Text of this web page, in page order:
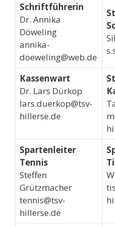
Schriftführerin
Dr. Annika
Döweling
annika-
doeweling@web.de
Kassenwart
Dr. Lars Dürkop
lars.duerkop@tsv-
hillerse.de
Spartenleiter
Tennis
Steffen
Grützmacher
tennis@tsv-
hillerse.de